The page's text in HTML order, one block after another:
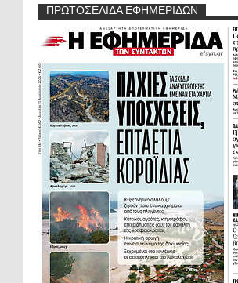
ΠΡΩΤΟΣΕΛΙΔΑ ΕΦΗΜΕΡΙΔΩΝ